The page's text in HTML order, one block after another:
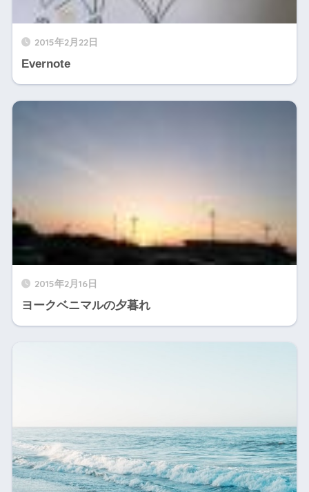
2015年2月22日
Evernote
2015年2月16日
ヨークベニマルの夕暮れ